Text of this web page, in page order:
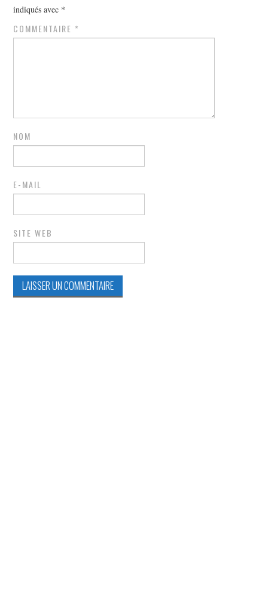
indiqués avec *
COMMENTAIRE *
NOM
E-MAIL
SITE WEB